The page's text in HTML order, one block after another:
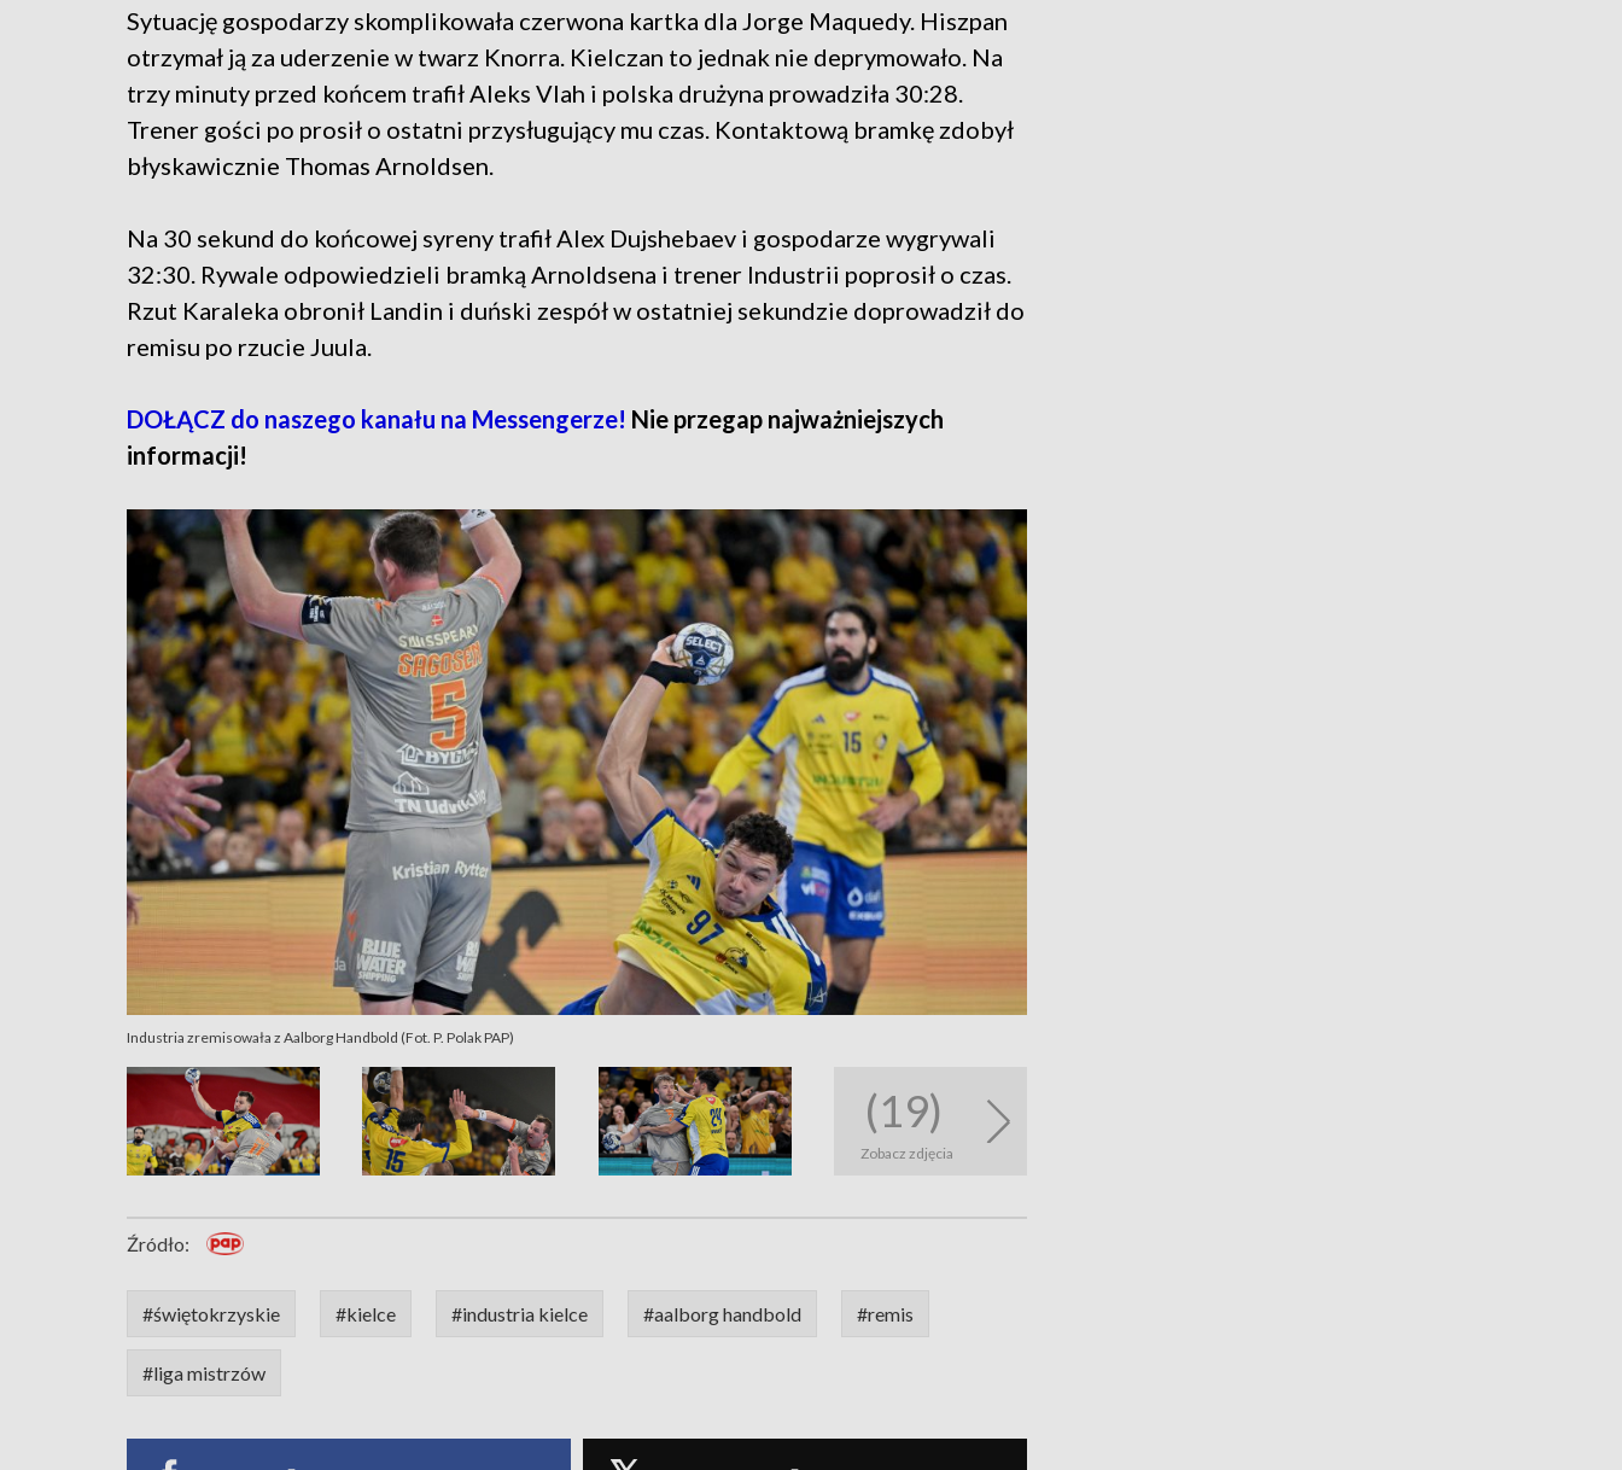
Sytuację gospodarzy skomplikowała czerwona kartka dla Jorge Maquedy. Hiszpan
otrzymał ją za uderzenie w twarz Knorra. Kielczan to jednak nie deprymowało. Na
trzy minuty przed końcem trafił Aleks Vlah i polska drużyna prowadziła 30:28.
Trener gości po prosił o ostatni przysługujący mu czas. Kontaktową bramkę zdobył
błyskawicznie Thomas Arnoldsen.
Na 30 sekund do końcowej syreny trafił Alex Dujshebaev i gospodarze wygrywali
32:30. Rywale odpowiedzieli bramką Arnoldsena i trener Industrii poprosił o czas.
Rzut Karaleka obronił Landin i duński zespół w ostatniej sekundzie doprowadził do
remisu po rzucie Juula.
DOŁĄCZ do naszego kanału na Messengerze! Nie przegap najważniejszych
informacji!
Industria zremisowała z Aalborg Handbold (Fot. P. Polak PAP)
(19)
Zobacz zdjęcia
Źródło:
#świętokrzyskie #kielce #industria kielce #aalborg handbold #remis
#liga mistrzów